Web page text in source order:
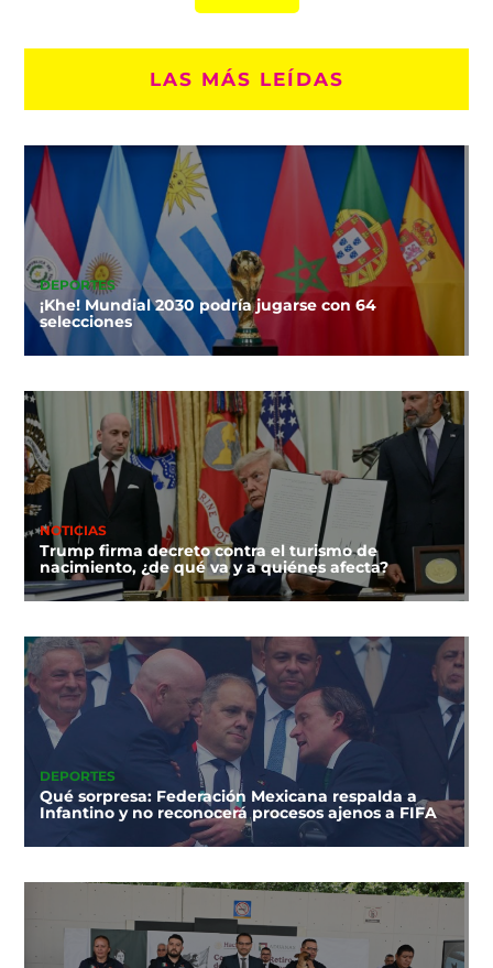
LAS MÁS LEÍDAS
DEPORTES
¡Khe! Mundial 2030 podría jugarse con 64
selecciones
NOTICIAS
Trump firma decreto contra el turismo de
nacimiento, ¿de qué va y a quiénes afecta?
DEPORTES
Qué sorpresa: Federación Mexicana respalda a
Infantino y no reconocerá procesos ajenos a FIFA